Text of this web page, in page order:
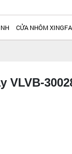
CỬA NHÔM XINGFA
VLVB-